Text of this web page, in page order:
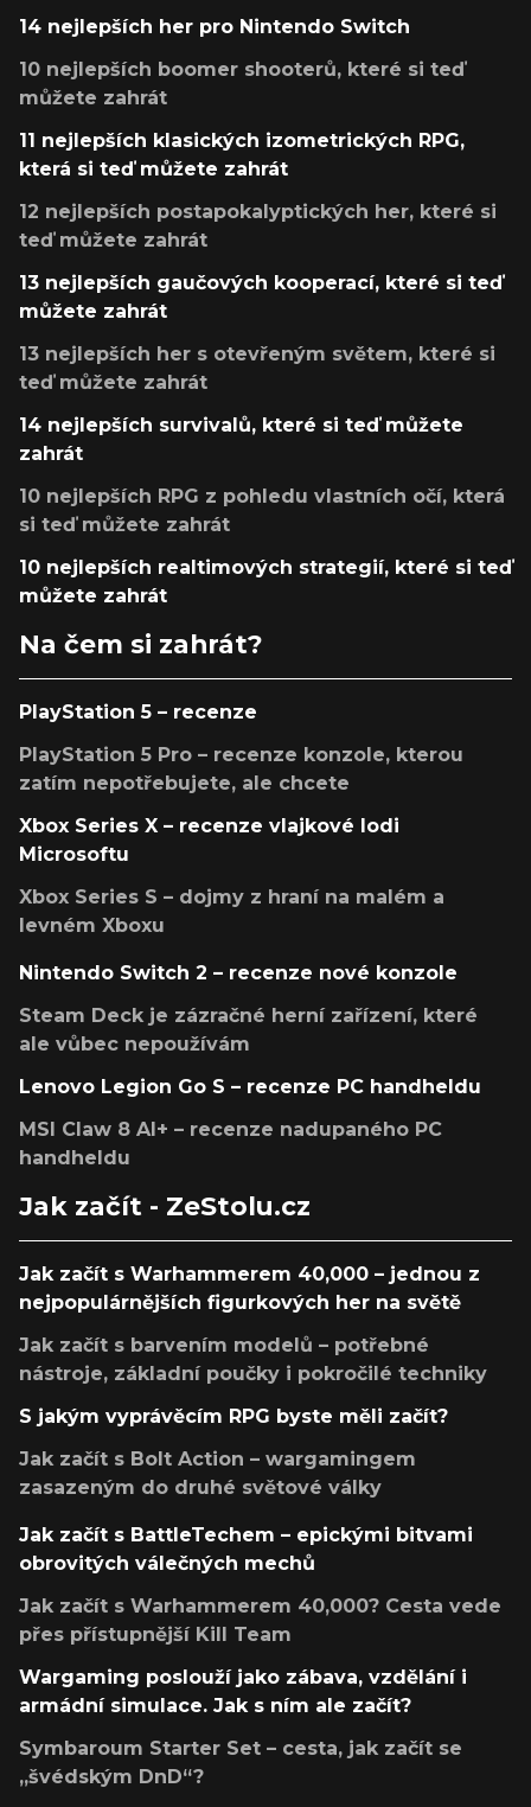
14 nejlepších her pro Nintendo Switch
10 nejlepších boomer shooterů, které si teď
můžete zahrát
11 nejlepších klasických izometrických RPG,
která si teď můžete zahrát
12 nejlepších postapokalyptických her, které si
teď můžete zahrát
13 nejlepších gaučových kooperací, které si teď
můžete zahrát
13 nejlepších her s otevřeným světem, které si
teď můžete zahrát
14 nejlepších survivalů, které si teď můžete
zahrát
10 nejlepších RPG z pohledu vlastních očí, která
si teď můžete zahrát
10 nejlepších realtimových strategií, které si teď
můžete zahrát
Na čem si zahrát?
PlayStation 5 – recenze
PlayStation 5 Pro – recenze konzole, kterou
zatím nepotřebujete, ale chcete
Xbox Series X – recenze vlajkové lodi
Microsoftu
Xbox Series S – dojmy z hraní na malém a
levném Xboxu
Nintendo Switch 2 – recenze nové konzole
Steam Deck je zázračné herní zařízení, které
ale vůbec nepoužívám
Lenovo Legion Go S – recenze PC handheldu
MSI Claw 8 AI+ – recenze nadupaného PC
handheldu
Jak začít - ZeStolu.cz
Jak začít s Warhammerem 40,000 – jednou z
nejpopulárnějších figurkových her na světě
Jak začít s barvením modelů – potřebné
nástroje, základní poučky i pokročilé techniky
S jakým vyprávěcím RPG byste měli začít?
Jak začít s Bolt Action – wargamingem
zasazeným do druhé světové války
Jak začít s BattleTechem – epickými bitvami
obrovitých válečných mechů
Jak začít s Warhammerem 40,000? Cesta vede
přes přístupnější Kill Team
Wargaming poslouží jako zábava, vzdělání i
armádní simulace. Jak s ním ale začít?
Symbaroum Starter Set – cesta, jak začít se
„švédským DnD“?